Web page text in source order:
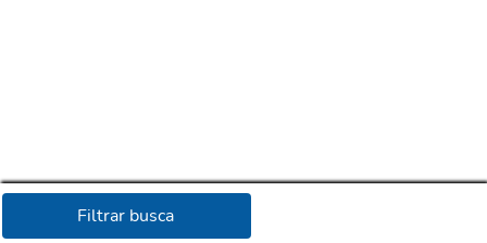
Filtrar busca